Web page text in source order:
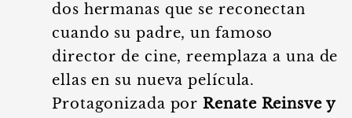
dos hermanas que se reconectan
cuando su padre, un famoso
director de cine, reemplaza a una de
ellas en su nueva película.
Protagonizada porRenate Reinsve y